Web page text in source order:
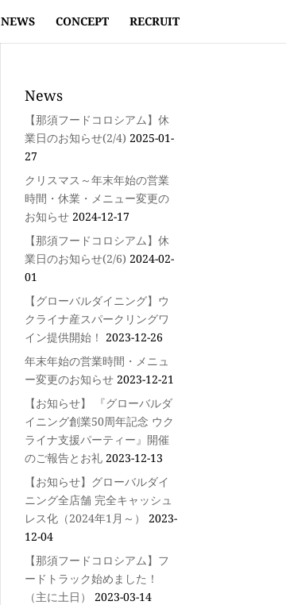
NEWS CONCEPT RECRUIT
News
【那須フードコロシアム】休
業日のお知らせ(2/4) 2025-01-
27
クリスマス～年末年始の営業
時間・休業・メニュー変更の
お知らせ 2024-12-17
【那須フードコロシアム】休
業日のお知らせ(2/6) 2024-02-
01
【グローバルダイニング】ウ
クライナ産スパークリングワ
イン提供開始！ 2023-12-26
年末年始の営業時間・メニュ
ー変更のお知らせ 2023-12-21
【お知らせ】 『グローバルダ
イニング創業50周年記念 ウク
ライナ支援パーティー』開催
のご報告とお礼 2023-12-13
【お知らせ】グローバルダイ
ニング全店舗 完全キャッシュ
レス化（2024年1月～）
2023-
12-04
【那須フードコロシアム】フ
ードトラック始めました！
（主に土日）
2023-03-14